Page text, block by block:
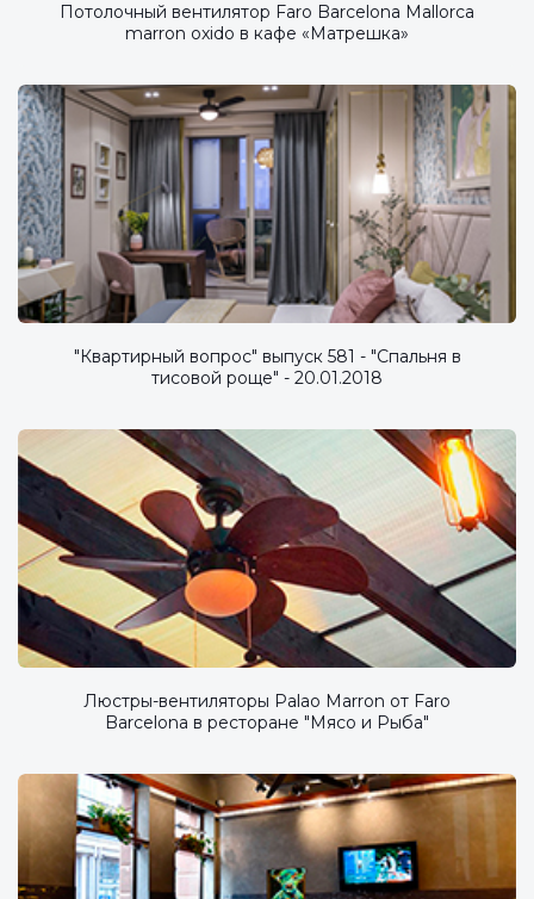
Потолочный вентилятор Faro Barcelona Mallorca
marron oxido в кафе «Матрешка»
"Квартирный вопрос" выпуск 581 - "Спальня в
тисовой роще" - 20.01.2018
Люстры-вентиляторы Palao Marron от Faro
Barcelona в ресторане "Мясо и Рыба"